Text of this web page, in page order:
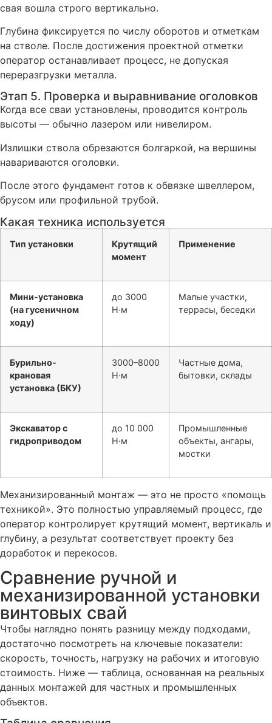
свая вошла строго вертикально.
Глубина фиксируется по числу оборотов и отметкам
на стволе. После достижения проектной отметки
оператор останавливает процесс, не допуская
переразгрузки металла.
Этап 5. Проверка и выравнивание оголовков
Когда все сваи установлены, проводится контроль
высоты — обычно лазером или нивелиром.
Излишки ствола обрезаются болгаркой, на вершины
навариваются оголовки.
После этого фундамент готов к обвязке швеллером,
брусом или профильной трубой.
Какая техника используется
Тип установки
Крутящий
момент
Применение
Мини-установка
(на гусеничном
ходу)
до 3000
Н·м
Малые участки,
террасы, беседки
Бурильно-
крановая
установка (БКУ)
3000–8000
Н·м
Частные дома,
бытовки, склады
Экскаватор с
гидроприводом
до 10 000
Н·м
Промышленные
объекты, ангары,
мостки
Механизированный монтаж — это не просто «помощь
техникой». Это полностью управляемый процесс, где
оператор контролирует крутящий момент, вертикаль и
глубину, а результат соответствует проекту без
доработок и перекосов.
Сравнение ручной и
механизированной установки
винтовых свай
Чтобы наглядно понять разницу между подходами,
достаточно посмотреть на ключевые показатели:
скорость, точность, нагрузку на рабочих и итоговую
стоимость. Ниже — таблица, основанная на реальных
данных монтажей для частных и промышленных
объектов.